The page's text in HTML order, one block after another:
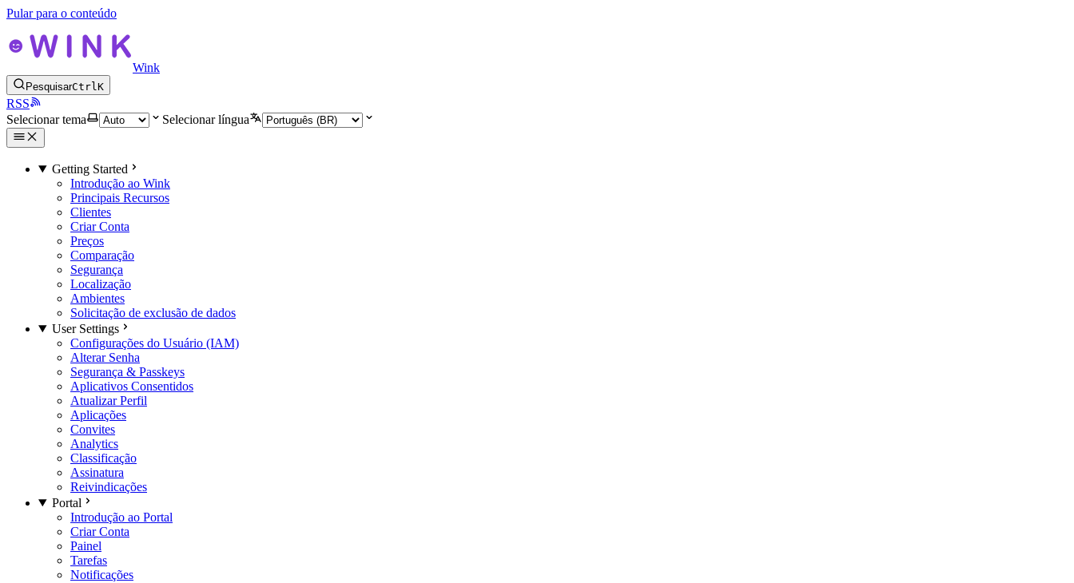
Pular para o conteúdo
Wink
PesquisarCtrlK
RSS
Selecionar tema
Selecionar língua
Getting Started
Introdução ao Wink
Principais Recursos
Clientes
Criar Conta
Preços
Comparação
Segurança
Localização
Ambientes
Solicitação de exclusão de dados
User Settings
Configurações do Usuário (IAM)
Alterar Senha
Segurança & Passkeys
Aplicativos Consentidos
Atualizar Perfil
Aplicações
Convites
Analytics
Classificação
Assinatura
Reivindicações
Portal
Introdução ao Portal
Criar Conta
Painel
Tarefas
Notificações